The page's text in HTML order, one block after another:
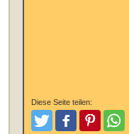
Diese Seite teilen:
TweetenPostenPinterest